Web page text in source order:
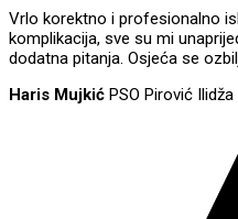
Vrlo korektno i profesionalno
komplikacija, sve su mi
dodatna pitanja. Osjeća se
Haris Mujkić PSO Pirović Ilidža